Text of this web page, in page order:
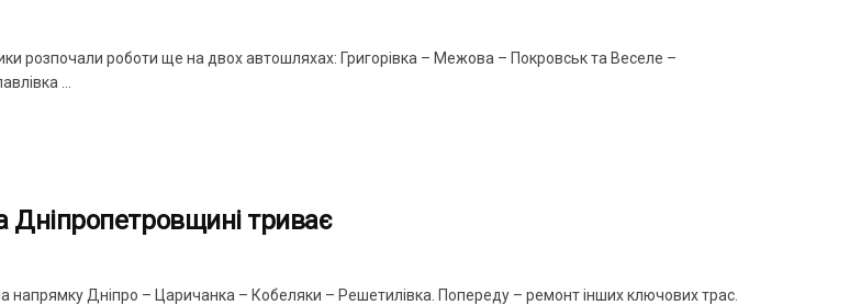
розпочали роботи ще на двох автошляхах: Григорівка – Межова – Покровськ та Веселе –
...
Дніпропетровщині триває
напрямку Дніпро – Царичанка – Кобеляки – Решетилівка. Попереду – ремонт інших ключових трас.